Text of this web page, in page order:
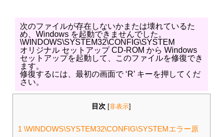
次のファイルが存在しないかまたは壊れているた
め、Windows を起動できませんでした。
\WINDOWS\SYSTEM32\CONFIG\SYSTEM
オリジナル セットアップ CD-ROM から Windows
セットアップを起動して、このファイルを修復でき
ます。
修復するには、最初の画面で ‘R’ キーを押してくだ
さい。
目次 [非表示
1 \WINDOWS\SYSTEM32\CONFIG\SYSTEMエラー原